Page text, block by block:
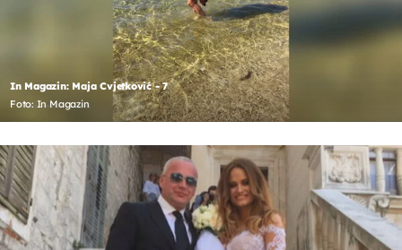
In Magazin: Maja Cvjetković - 7
Foto: In Magazin